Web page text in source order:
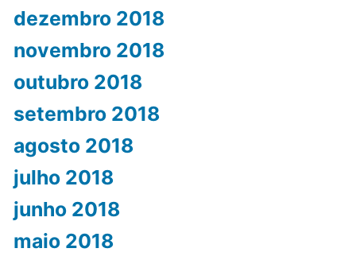
dezembro 2018
novembro 2018
outubro 2018
setembro 2018
agosto 2018
julho 2018
junho 2018
maio 2018